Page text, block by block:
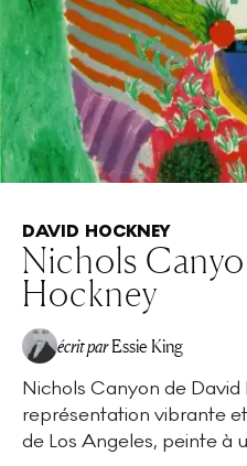
DAVID HOCKNEY
Nichols
Hockney
écrit par Essie King
Nichols Canyon de
représentation vibrante
de Los Angeles, peinte à